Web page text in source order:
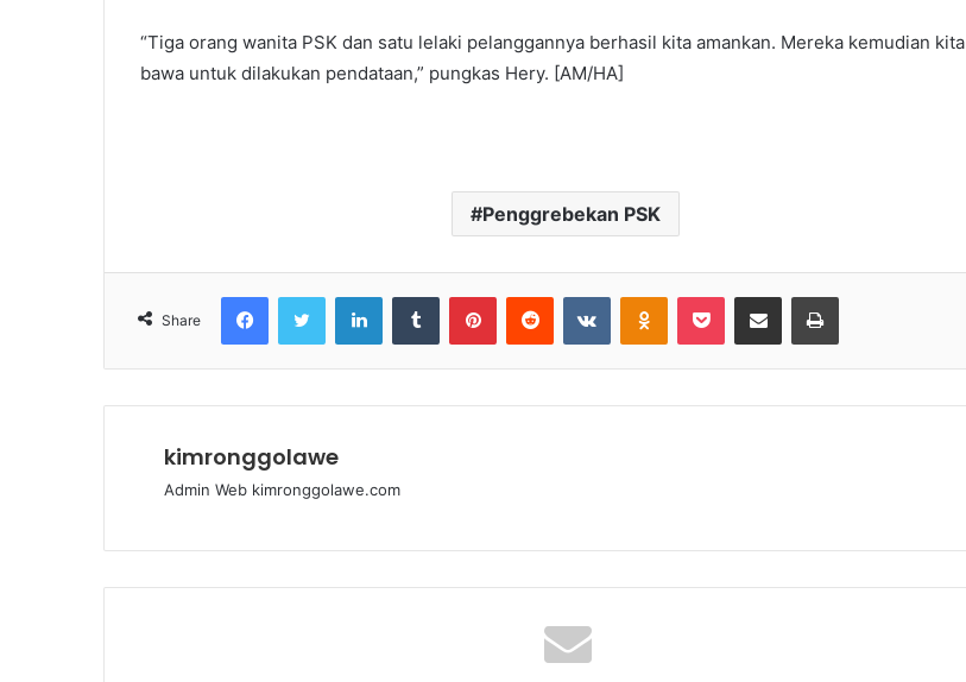
“Tiga orang wanita PSK dan satu lelaki pelanggannya berhasil kita amankan. Mereka kemudian kita
bawa untuk dilakukan pendataan,” pungkas Hery. [AM/HA]
Penggrebekan PSK
Share
kimronggolawe
Admin Web kimronggolawe.com